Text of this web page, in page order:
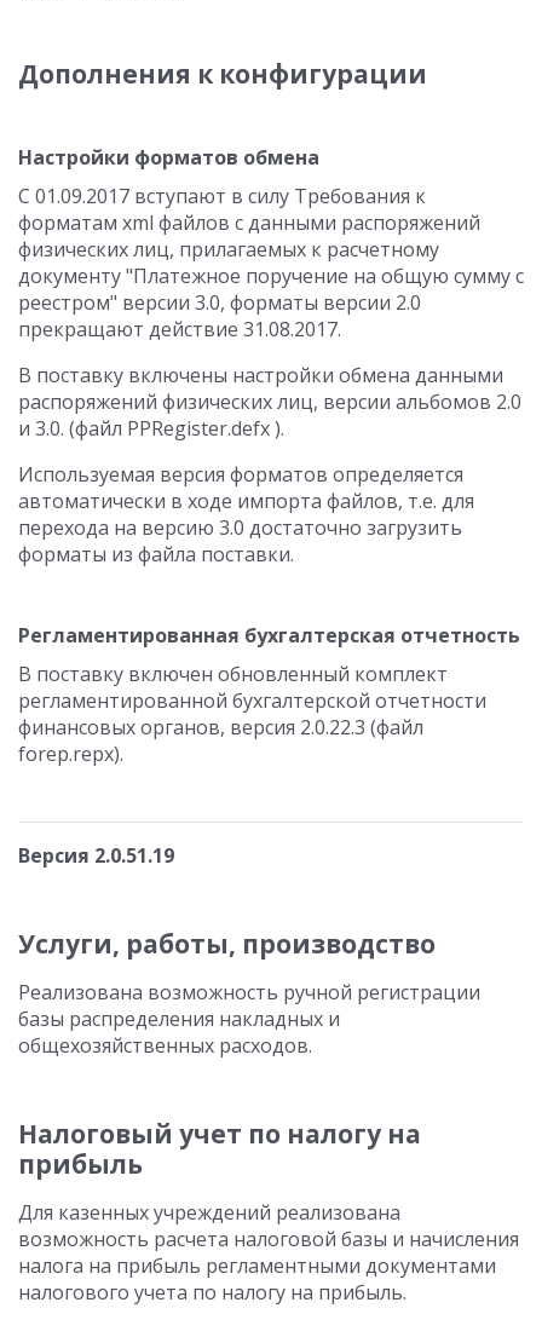
Дополнения к конфигурации
Настройки форматов обмена
С 01.09.2017 вступают в силу Требования к
форматам xml файлов с данными распоряжений
физических лиц, прилагаемых к расчетному
документу "Платежное поручение на общую сумму с
реестром" версии 3.0, форматы версии 2.0
прекращают действие 31.08.2017.
В поставку включены настройки обмена данными
распоряжений физических лиц, версии альбомов 2.0
и 3.0. (файл PPRegister.defx ).
Используемая версия форматов определяется
автоматически в ходе импорта файлов, т.е. для
перехода на версию 3.0 достаточно загрузить
форматы из файла поставки.
Регламентированная бухгалтерская отчетность
В поставку включен обновленный комплект
регламентированной бухгалтерской отчетности
финансовых органов, версия 2.0.22.3 (файл
forep.repx).
Версия 2.0.51.19
Услуги, работы, производство
Реализована возможность ручной регистрации
базы распределения накладных и
общехозяйственных расходов.
Налоговый учет по налогу на
прибыль
Для казенных учреждений реализована
возможность расчета налоговой базы и начисления
налога на прибыль регламентными документами
налогового учета по налогу на прибыль.